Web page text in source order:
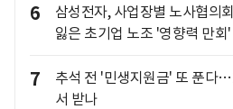
6
삼성전자, 사업장별 노사협의
잃은 초기업 노조 '영향력 만회
7
추석 전 '민생지원금' 또 푼다
서 받나